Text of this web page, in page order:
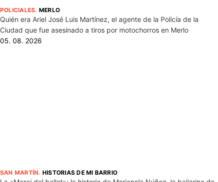
POLICIALES. MERLO
Quién era Ariel José Luis Martínez, el agente de la Policía de la
Ciudad que fue asesinado a tiros por motochorros en Merlo
05. 08. 2026
SAN MARTÍN. HISTORIAS DE MI BARRIO